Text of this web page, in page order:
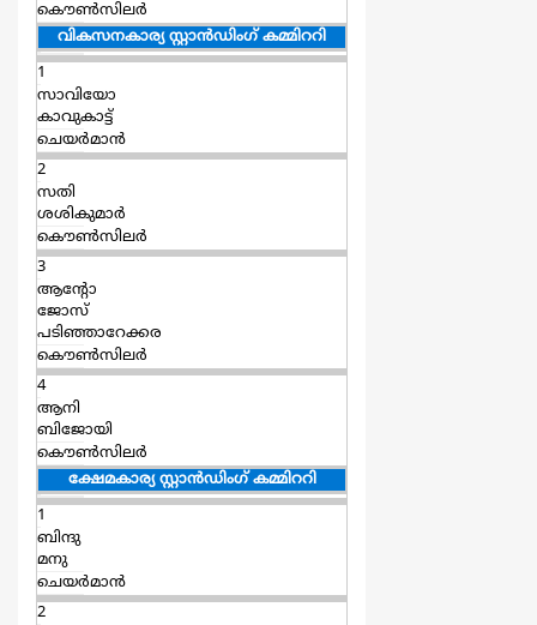
കൌൺസിലർ
വികസനകാര്യ സ്റ്റാന്‍ഡിംഗ് കമ്മിററി
1
സാവിയോ
കാവുകാട്ട്
ചെയര്‍മാന്‍
2
സതി
ശശികുമാര്‍
കൌൺസിലർ
3
ആന്‍റോ
ജോസ്
പടിഞ്ഞാറേക്കര
കൌൺസിലർ
4
ആനി
ബിജോയി
കൌൺസിലർ
ക്ഷേമകാര്യ സ്റ്റാന്‍ഡിംഗ് കമ്മിററി
1
ബിന്ദു
മനു
ചെയര്‍മാന്‍
2